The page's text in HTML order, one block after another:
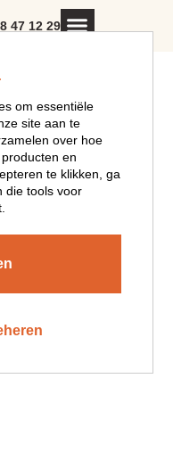
47 12 29
op ons (verwarmde)
om essentiële
site aan te
over hoe
en
te klikken, ga
die tools voor